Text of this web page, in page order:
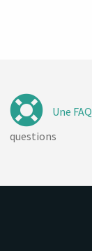
Une FAQ
questions